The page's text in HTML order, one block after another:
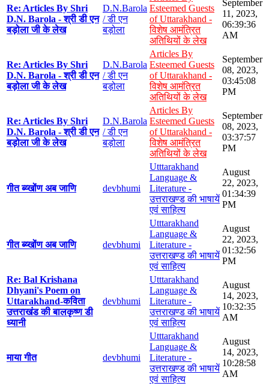
Re: Articles By Shri
D.N. Barola - श्री डी एन
बड़ोला जी के लेख
D.N.Barola
/ डी एन
बड़ोला
Esteemed Guests
of Uttarakhand -
विशेष आमंत्रित
अतिथियों के लेख
September
11, 2023,
06:39:36
AM
Re: Articles By Shri
D.N. Barola - श्री डी एन
बड़ोला जी के लेख
D.N.Barola
/ डी एन
बड़ोला
Articles By
Esteemed Guests
of Uttarakhand -
विशेष आमंत्रित
अतिथियों के लेख
September
08, 2023,
03:45:08
PM
Re: Articles By Shri
D.N. Barola - श्री डी एन
बड़ोला जी के लेख
D.N.Barola
/ डी एन
बड़ोला
Articles By
Esteemed Guests
of Uttarakhand -
विशेष आमंत्रित
अतिथियों के लेख
September
08, 2023,
03:37:57
PM
गीत ब्य्खोंण अब जाणि devbhumi
Utttarakhand
Language &
Literature -
उत्तराखण्ड की भाषायें
एवं साहित्य
August
22, 2023,
01:34:39
PM
गीत ब्य्खोंण अब जाणि devbhumi
Utttarakhand
Language &
Literature -
उत्तराखण्ड की भाषायें
एवं साहित्य
August
22, 2023,
01:32:56
PM
Re: Bal Krishana
Dhyani's Poem on
Uttarakhand-कविता
उत्तराखंड की बालकृष्ण डी
ध्यानी
devbhumi
Utttarakhand
Language &
Literature -
उत्तराखण्ड की भाषायें
एवं साहित्य
August
14, 2023,
10:32:35
AM
माया गीत devbhumi
Utttarakhand
Language &
Literature -
उत्तराखण्ड की भाषायें
एवं साहित्य
August
14, 2023,
10:28:58
AM